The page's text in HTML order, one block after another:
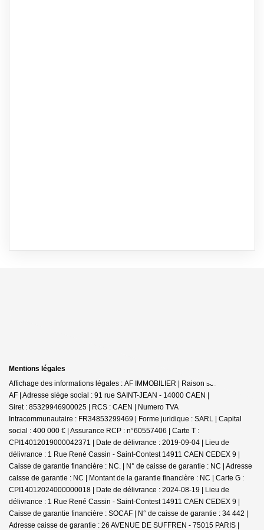
Mentions légales
Affichage des informations légales : AF IMMOBILIER | Raison sociale : SARL
AF | Adresse siège social : 91 rue SAINT-JEAN - 14000 CAEN |
Siret : 85329946900025 | RCS : CAEN | Numero TVA
Intracommunautaire : FR34853299469 | Forme juridique : SARL | Capital
social : 400 000 € | Assurance RCP : n°60557406 | Carte T :
CPI14012019000042371 | Date de délivrance : 2019-09-04 | Lieu de
délivrance : 1 Rue René Cassin - Saint-Contest 14911 CAEN CEDEX 9 |
Caisse de garantie financière : NC. | N° de caisse de garantie : NC | Adresse
caisse de garantie : NC | Montant de la garantie financière : NC | Carte G :
CPI14012024000000018 | Date de délivrance : 2024-08-19 | Lieu de
délivrance : 1 Rue René Cassin - Saint-Contest 14911 CAEN CEDEX 9 |
Caisse de garantie financière : SOCAF | N° de caisse de garantie : 34 442 |
Adresse caisse de garantie : 26 AVENUE DE SUFFREN - 75015 PARIS |